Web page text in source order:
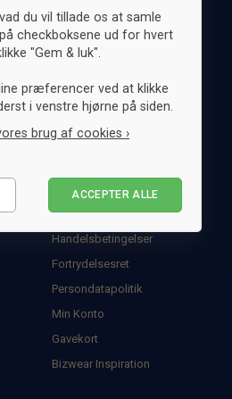
Casual
Evening
Business
Shop
Om Bizwear
Handelsbetingelser
Fortrydelsesret
Persondatapolitik
Min Konto
Gavekort
Bizwear Inspiration
du vil tillade os at samle
checkboksene ud for hvert
"Gem & luk".
præferencer ved at klikke
i venstre hjørne på siden.
brug af cookies ›
ACCEPTER ALLE